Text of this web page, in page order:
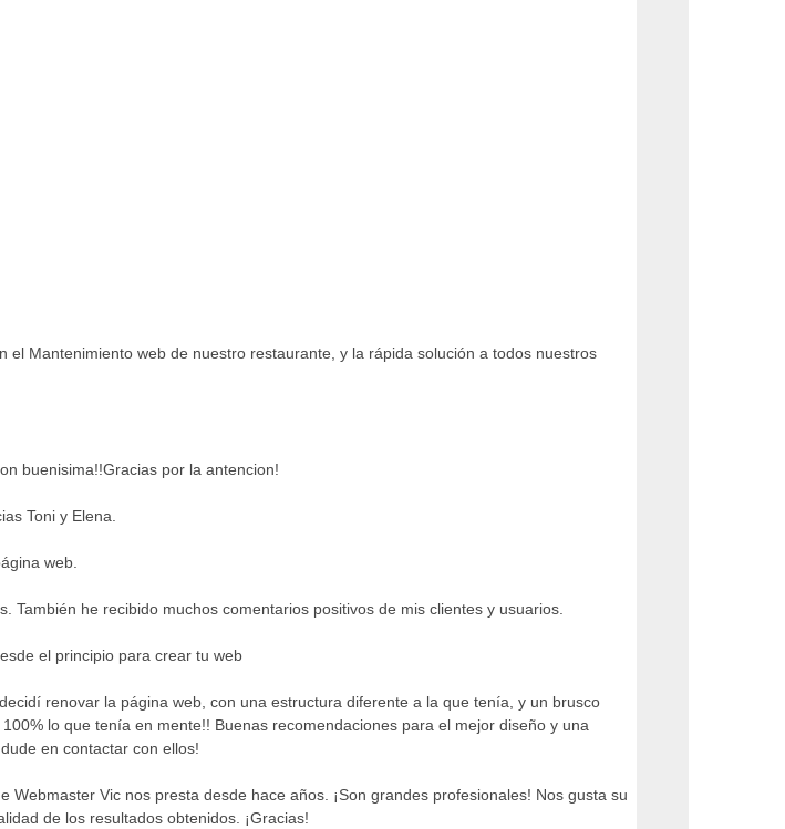
Mantenimiento web de nuestro restaurante, y la rápida solución a todos nuestros
buenisima!!Gracias por la antencion!
Toni y Elena.
web.
he recibido muchos comentarios positivos de mis clientes y usuarios.
el principio para crear tu web
renovar la página web, con una estructura diferente a la que tenía, y un brusco
lo que tenía en mente!! Buenas recomendaciones para el mejor diseño y una
en contactar con ellos!
Vic nos presta desde hace años. ¡Son grandes profesionales! Nos gusta su
de los resultados obtenidos. ¡Gracias!